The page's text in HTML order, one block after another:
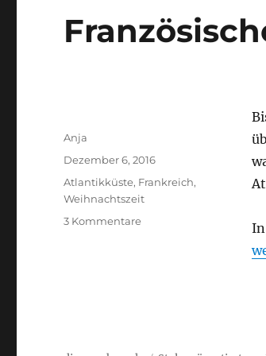
Autor
Anja
Veröffentlicht
am
Dezember 6, 2016
Schlagwörter
Atlantikküste, Frankreich,
Weihnachtszeit
3 Kommentarezu